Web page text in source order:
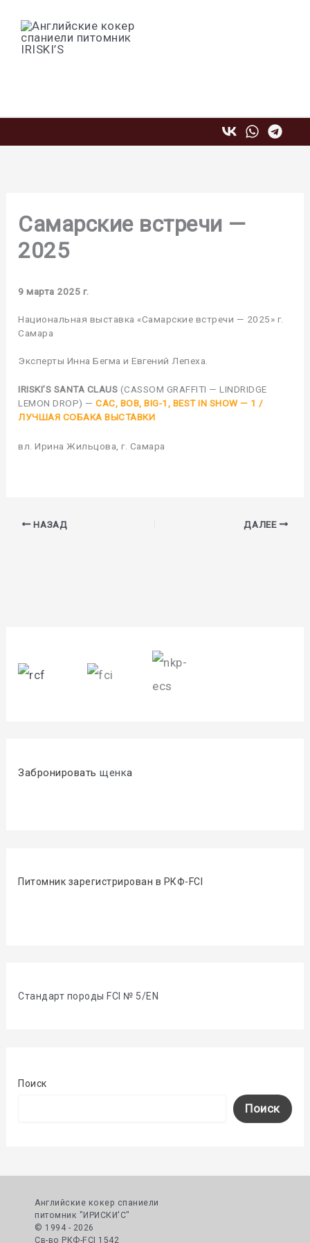
содержимому
Самарские встречи —
2025
9 марта 2025 г.
Национальная выставка «Самарские встречи — 2025» г.
Самара
Эксперты Инна Бегма и Евгений Лепеха.
IRISKI’S SANTA CLAUS (CASSOM GRAFFITI — LINDRIDGE
LEMON DROP) —CAC, BOB, BIG-1, BEST IN SHOW — 1 /
ЛУЧШАЯ СОБАКА ВЫСТАВКИ
вл. Ирина Жильцова, г. Самара
НАЗАД ДАЛЕЕ
Забронироватьщенка
Питомник зарегистрирован в РКФ-FCI
Стандарт породы FCI № 5/EN
Поиск
Поиск
Английские кокер спаниели
питомник "ИРИСКИ'С"
© 1994 - 2026
Cв-во РКФ-FCI 1542